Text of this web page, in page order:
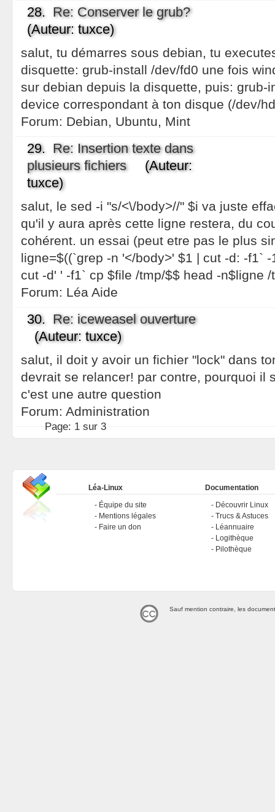
28. Re: Conserver le grub?
(Auteur: tuxce)
salut, tu démarres sous debian, tu
disquette: grub-install /dev/fd0 une fois
sur debian depuis la disquette, puis: grub-
device correspondant à ton disque (/dev/
Forum: Debian, Ubuntu, Mint
29. Re: Insertion texte dans
plusieurs fichiers(Auteur:
tuxce)
salut, le sed -i "s/<\/body>//" $i va juste
qu'il y aura après cette ligne restera, du
cohérent. un essai (peut etre pas le plus
ligne=$((`grep -n '</body>' $1 | cut -d: -f1`
cut -d' ' -f1` cp $file /tmp/$$ head -n$ligne /
Forum: Léa Aide
30. Re: iceweasel ouverture
(Auteur: tuxce)
salut, il doit y avoir un fichier "lock" dans
devrait se relancer! par contre, pourquoi il
c'est une autre question
Forum: Administration
Page: 1 sur 3
Léa-Linux
Équipe du site
Mentions légales
Faire un don
Documentation
Découvrir Linux
Trucs & Astuces
Léannuaire
Logithèque
Pilothèque
Sauf mention contraire, les